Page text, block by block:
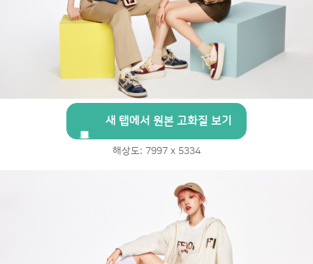
새 탭에서 원본 고화질 보기
해상도: 7997 x 5334